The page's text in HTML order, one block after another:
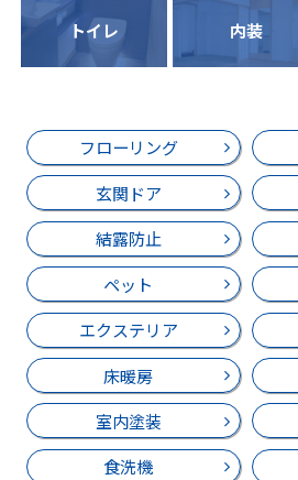
トイレ 内装
フローリング
玄関ドア
結露防止
ペット
エクステリア
床暖房
室内塗装
食洗機